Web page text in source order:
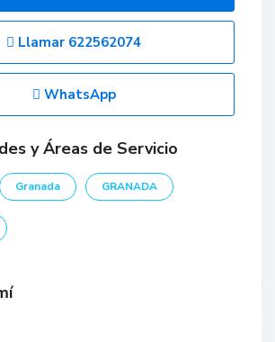
Llamar 622562074
WhatsApp
y Áreas de Servicio
Granada GRANADA